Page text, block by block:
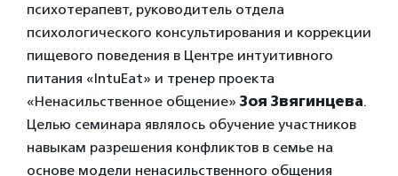
психотерапевт, руководитель отдела
психологического консультирования и коррекции
пищевого поведения в Центре интуитивного
питания «IntuEat» и тренер проекта
«Ненасильственное общение» Зоя Звягинцева.
Целью семинара являлось обучение участников
навыкам разрешения конфликтов в семье на
основе модели ненасильственного общения